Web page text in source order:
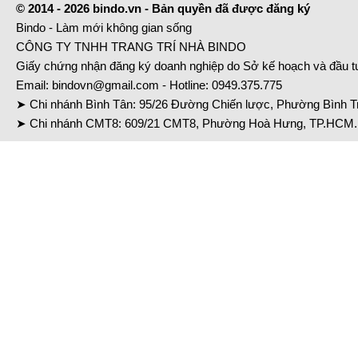
© 2014 - 2026 bindo.vn - Bản quyền đã được đăng ký
Bindo - Làm mới không gian sống
CÔNG TY TNHH TRANG TRÍ NHÀ BINDO
Giấy chứng nhận đăng ký doanh nghiệp do Sở kế hoạch và đầu
Email: bindovn@gmail.com - Hotline: 0949.375.775
➤ Chi nhánh Bình Tân: 95/26 Đường Chiến lược, Phường Bình
➤ Chi nhánh CMT8: 609/21 CMT8, Phường Hoà Hưng,